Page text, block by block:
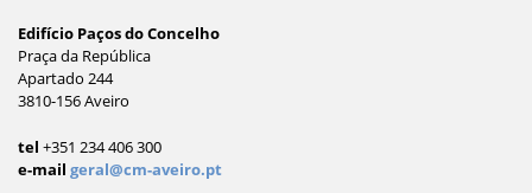
Edifício Paços do Concelho
Praça da República
Apartado 244
3810-156 Aveiro
tel +351 234 406 300
e-mail geral@cm-aveiro.pt